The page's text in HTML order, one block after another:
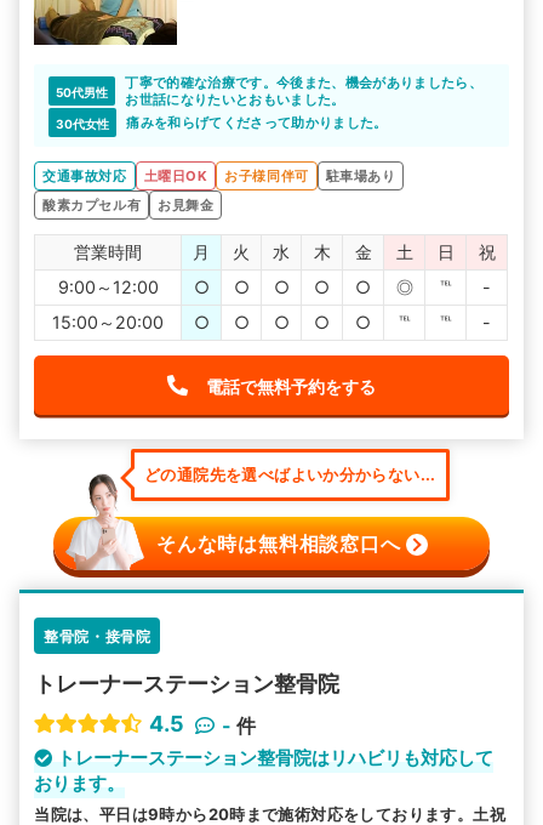
50代男性
丁寧で的確な治療です。今後また、機会がありましたら、
お世話になりたいとおもいました。
30代女性 痛みを和らげてくださって助かりました。
交通事故対応 土曜日OK お子様同伴可
駐車場あり
酸素カプセル有
お見舞金
営業時間 月 火 水 木 金 土 日
祝
9:00～12:00
○ ○ ○ ○ ○ ◎ ℡
-
15:00～20:00
○ ○ ○ ○ ○ ℡ ℡ -
電話で無料予約をする
どの通院先を選べばよいか分からない...
そんな時は無料相談窓口へ
整骨院・接骨院
トレーナーステーション整骨院
4.5
- 件
トレーナーステーション整骨院はリハビリも対応して
おります。
当院は、平日は9時から20時まで施術対応をしております。土祝